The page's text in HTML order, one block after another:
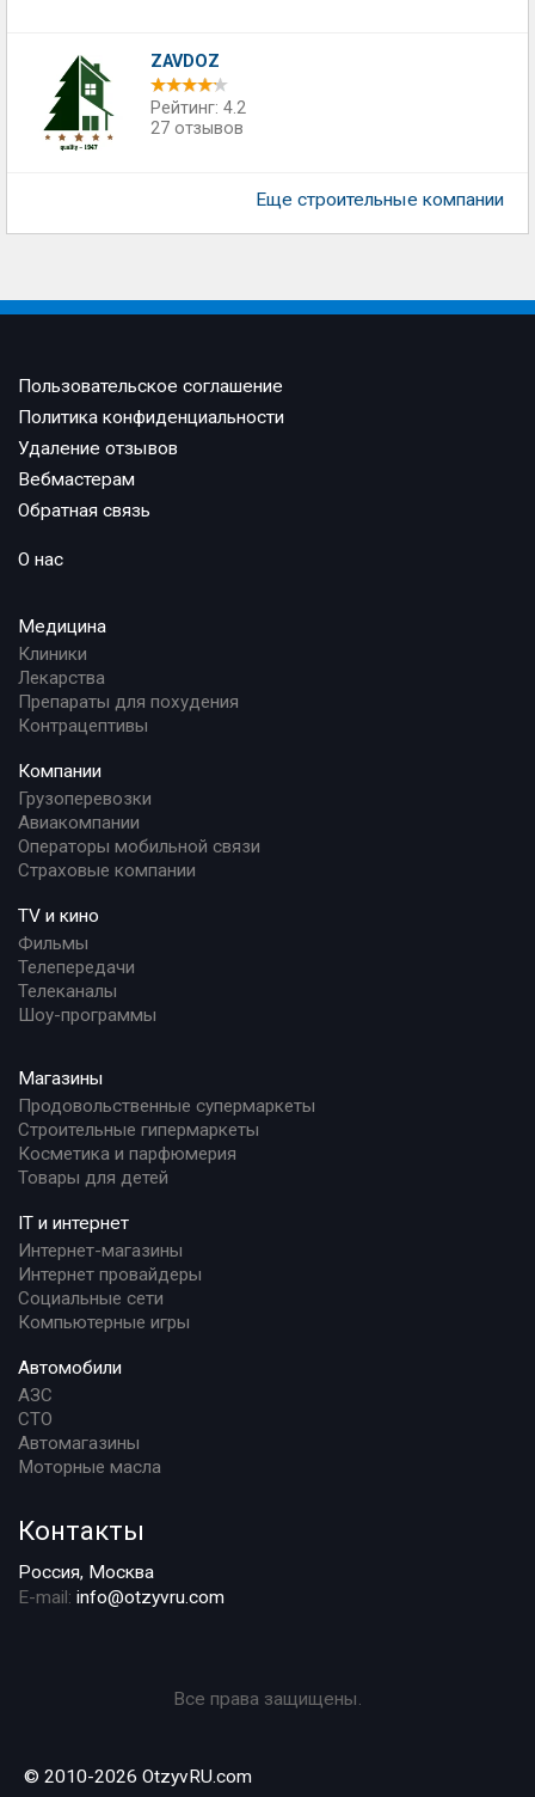
ZAVDOZ
Рейтинг: 4.2
27 отзывов
Еще строительные компании
Пользовательское соглашение
Политика конфиденциальности
Удаление отзывов
Вебмастерам
Обратная связь
О нас
Медицина
Клиники
Лекарства
Препараты для похудения
Контрацептивы
Компании
Грузоперевозки
Авиакомпании
Операторы мобильной связи
Страховые компании
TV и кино
Фильмы
Телепередачи
Телеканалы
Шоу-программы
Магазины
Продовольственные супермаркеты
Строительные гипермаркеты
Косметика и парфюмерия
Товары для детей
IT и интернет
Интернет-магазины
Интернет провайдеры
Социальные сети
Компьютерные игры
Автомобили
АЗС
СТО
Автомагазины
Моторные масла
Контакты
Россия, Москва
E-mail: info@otzyvru.com
Все права защищены.
© 2010-2026 OtzyvRU.com